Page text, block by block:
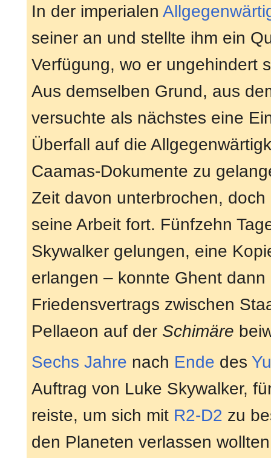
In der imperialen
seiner an und stellte ihm ein
Verfügung, wo er ungehindert
Aus demselben Grund, aus
versuchte als nächstes eine
Überfall auf die
Caamas-Dokumente zu
Zeit davon unterbrochen,
seine Arbeit fort. Fünfzehn
Skywalker gelungen, eine
erlangen – konnte Ghent
Friedensvertrags zwischen
Pellaeon auf der Schimäre
Sechs Jahre nach Ende des
Auftrag von Luke Skywalker,
reiste, um sich mit R2-D2 zu
den Planeten verlassen